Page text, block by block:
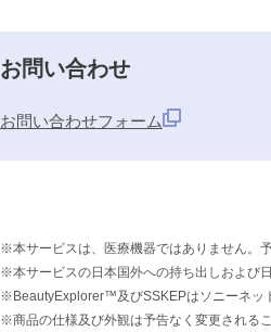
お問い合わせ
お問い合わせフォーム
※本サービスは、医療機器ではありません。
※本サービスの日本国外への持ち出しおよび
※BeautyExplorer™及びSSKEPはソニーネッ
※商品の仕様及び外観は予告なく変更されるこ